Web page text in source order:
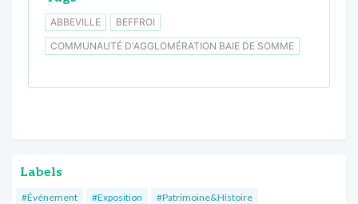
ABBEVILLE
BEFFROI
COMMUNAUTÉ D'AGGLOMÉRATION BAIE DE SOMME
Labels
#Événement #Exposition #Patrimoine&Histoire